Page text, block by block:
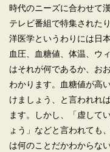
時代のニーズに合わせて
テレビ番組で特集された
洋医学というわりには日
血圧、血糖値、体温、ウ
はそれが何であるか、お
わかります。血糖値が高
けましょう、と言われれ
ます。しかし、「虚して
ょう」などと言われても
は何のことだかわからな